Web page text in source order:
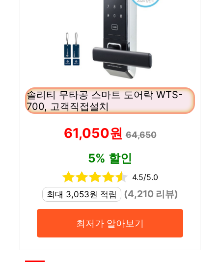
솔리티 무타공 스마트 도어락 WTS-
700, 고객직접설치
61,050원64,650
5% 할인
4.5/5.0
최대 3,053원 적립
(4,210 리뷰)
최저가 알아보기